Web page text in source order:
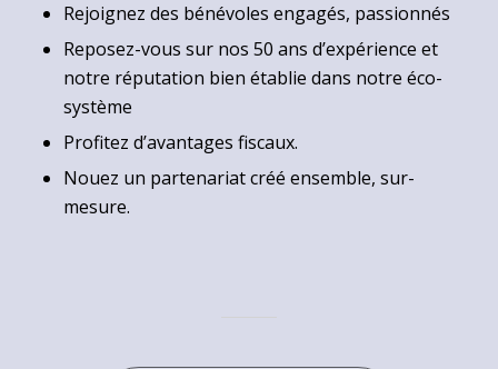
Rejoignez des bénévoles engagés, passionnés
Reposez-vous sur nos 50 ans d’expérience et
notre réputation bien établie dans notre éco-
système
Profitez d’avantages fiscaux.
Nouez un partenariat créé ensemble, sur-
mesure.